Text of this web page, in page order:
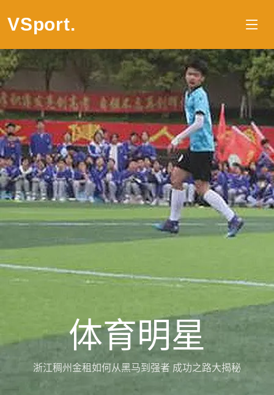
VSport.
体育明星
浙江稠州金租如何从黑马到强者 成功之路大揭秘